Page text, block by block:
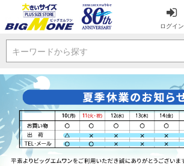
ログイン
キーワードから探す